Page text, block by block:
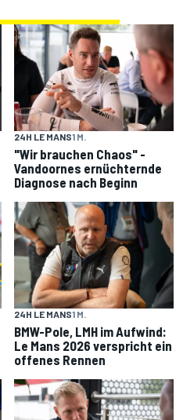
24H LE MANS1 M.
"Wir brauchen Chaos" -
Vandoornes ernüchternde
Diagnose nach Beginn
24H LE MANS1 M.
BMW-Pole, LMH im Aufwind:
Le Mans 2026 verspricht ein
offenes Rennen